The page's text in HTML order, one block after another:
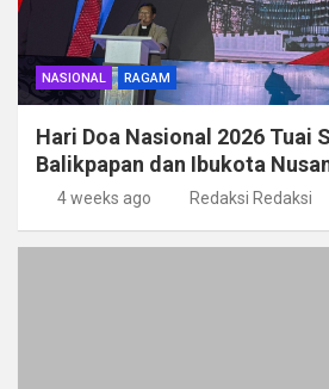
NASIONAL RAGAM
Hari Doa Nasional 2026 Tuai
Balikpapan dan Ibukota
4 weeks ago Redaksi Redaksi